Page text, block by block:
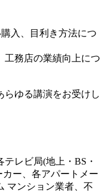
入、目利き方法につ
工務店の業績向上につ
らゆる講演をお受けし
レビ局(地上・BS・
ー、各アパートメー
マンション業者、不